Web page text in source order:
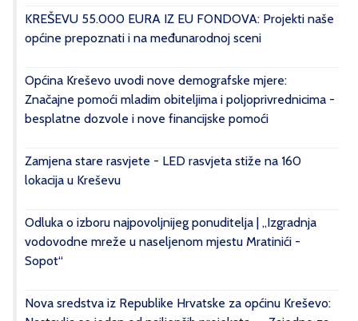
KREŠEVU 55.000 EURA IZ EU FONDOVA: Projekti naše
općine prepoznati i na međunarodnoj sceni
Općina Kreševo uvodi nove demografske mjere:
Značajne pomoći mladim obiteljima i poljoprivrednicima -
besplatne dozvole i nove financijske pomoći
Zamjena stare rasvjete - LED rasvjeta stiže na 160
lokacija u Kreševu
Odluka o izboru najpovoljnijeg ponuditelja | „Izgradnja
vodovodne mreže u naseljenom mjestu Mratinići -
Sopot“
Nova sredstva iz Republike Hrvatske za općinu Kreševo: